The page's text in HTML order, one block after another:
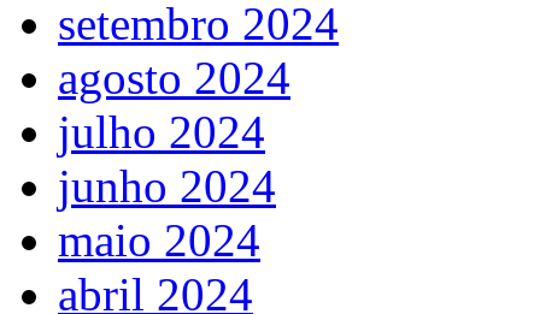
setembro 2024
agosto 2024
julho 2024
junho 2024
maio 2024
abril 2024